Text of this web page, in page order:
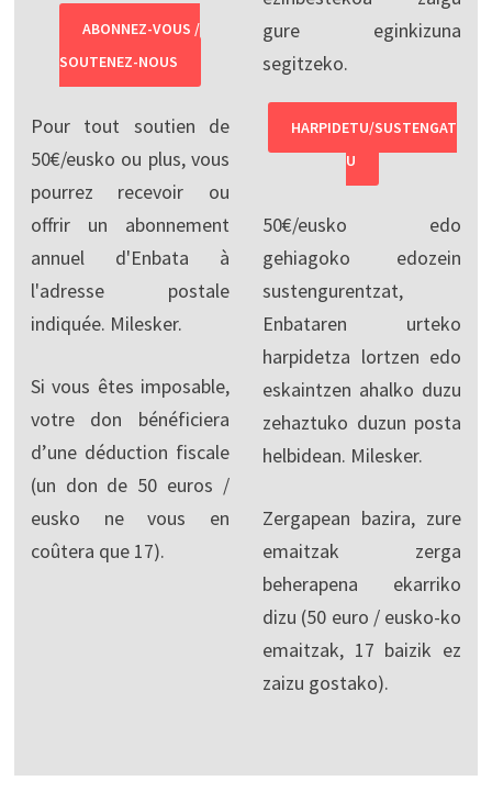
ABONNEZ-VOUS /
SOUTENEZ-NOUS
Pour tout soutien de
50€/eusko ou plus, vous
pourrez recevoir ou
offrir un abonnement
annuel d'Enbata à
l'adresse postale
indiquée. Milesker.
Si vous êtes imposable,
votre don bénéficiera
d’une déduction fiscale
(un don de 50 euros /
eusko ne vous en
coûtera que 17).
gure eginkizuna
segitzeko.
HARPIDETU/SUSTENGAT
U
50€/eusko edo
gehiagoko edozein
sustengurentzat,
Enbataren urteko
harpidetza lortzen edo
eskaintzen ahalko duzu
zehaztuko duzun posta
helbidean. Milesker.
Zergapean bazira, zure
emaitzak zerga
beherapena ekarriko
dizu (50 euro / eusko-ko
emaitzak, 17 baizik ez
zaizu gostako).